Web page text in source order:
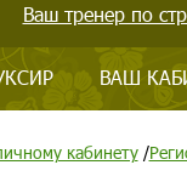
Ваш тренер по
ВАШ
кабинету/